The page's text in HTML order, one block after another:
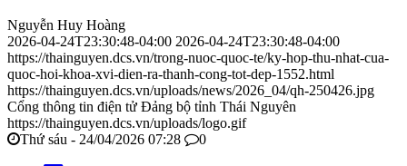
Nguyễn Huy Hoàng
2026-04-24T23:30:48-04:00 2026-04-24T23:30:48-04:00
https://thainguyen.dcs.vn/trong-nuoc-quoc-te/ky-hop-thu-nhat-cua-
quoc-hoi-khoa-xvi-dien-ra-thanh-cong-tot-dep-1552.html
https://thainguyen.dcs.vn/uploads/news/2026_04/qh-250426.jpg
Cổng thông tin điện tử Đảng bộ tỉnh Thái Nguyên
https://thainguyen.dcs.vn/uploads/logo.gif
Thứ sáu - 24/04/2026 07:28
0